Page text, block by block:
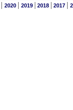
| 2020 | 2019 | 2018 | 2017 |